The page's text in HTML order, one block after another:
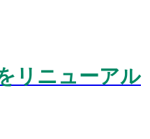
リニューアル